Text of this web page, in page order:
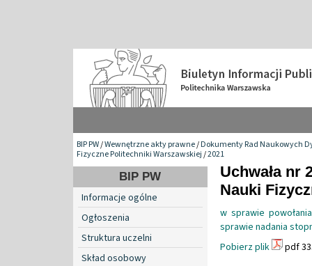
BIP PW/Wewnętrzne akty prawne/Dokumenty Rad Naukowych
Fizyczne Politechniki Warszawskiej/2021
BIP PW
Informacje ogólne
Ogłoszenia
Struktura uczelni
Skład osobowy
Uchwała nr
Nauki
w sprawie
sprawie nadania
Pobierz plik
pdf